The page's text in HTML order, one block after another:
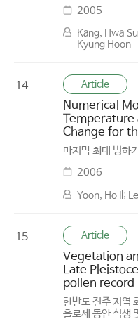
2005
Kang, Hwa
Kyung Hoon
14 Article
Numerical
Temperature
Change for
마지막 최대 빙하
2006
Yoon, Ho Il;
15 Article
Vegetation
Late
pollen record
한반도 진주 지역
홀로세 동안 식생